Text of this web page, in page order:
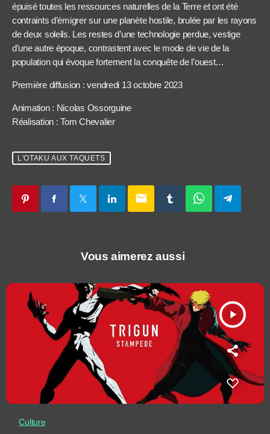
épuisé toutes les ressources naturelles de la Terre et ont été
contraints d’émigrer sur une planète hostile, brulée par les rayons
de deux soleils. Les restes d’une technologie perdue, vestige
d’une autre époque, contrastent avec le mode de vie de la
population qui évoque fortement la conquête de l’ouest…
Première diffusion : vendredi 13 octobre 2023
Animation : Nicolas Ossorguine
Réalisation : Tom Chevalier
L'OTAKU AUX TAQUETS
email
Vous aimerez aussi
play_arrow
Culture